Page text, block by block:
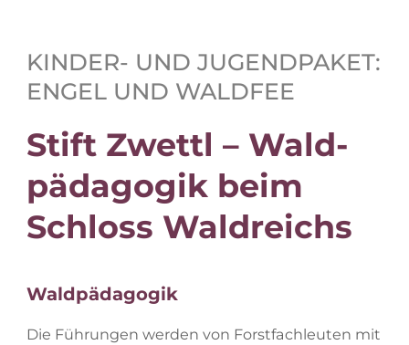
KIN­DER- UND JU­GEND­PA­KET:
EN­GEL UND WALDFEE
Stift Zwettl – Wald­
päd­ago­gik beim
Schloss Waldreichs
Wald­päd­ago­gik
Die Füh­run­gen wer­den von Forst­fach­leu­ten mit